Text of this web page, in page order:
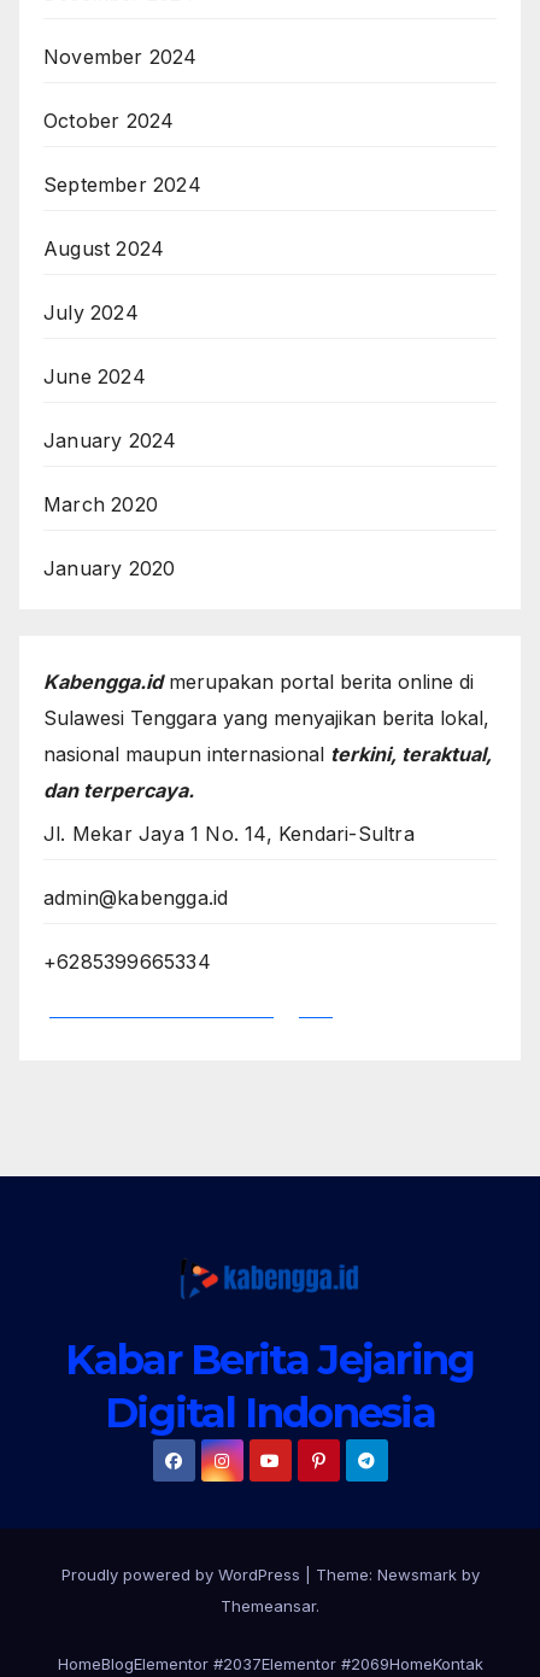
November 2024
October 2024
September 2024
August 2024
July 2024
June 2024
January 2024
March 2020
January 2020
Kabengga.idmerupakan portal berita online di
Sulawesi Tenggara yang menyajikan berita lokal,
nasional maupun internasional terkini, teraktual,
dan terpercaya.
Jl. Mekar Jaya 1 No. 14, Kendari-Sultra
admin@kabengga.id
+6285399665334
Kabar Berita Jejaring
Digital Indonesia
Proudly powered by WordPress Theme: Newsmarkby
Themeansar.
HomeBlogElementor #2037Elementor #2069HomeKontak